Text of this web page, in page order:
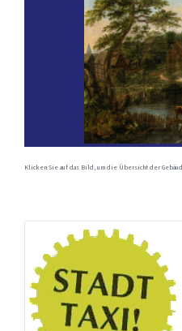
Klicken Sie auf das Bild, um die Übersicht der